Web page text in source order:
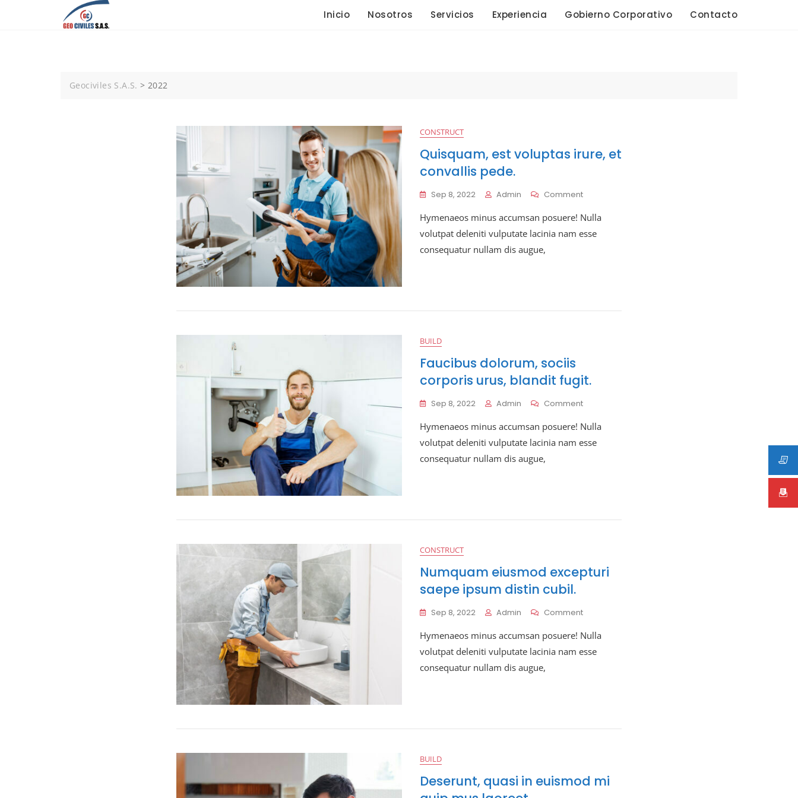
Inicio Nosotros Servicios Experiencia Gobierno Corporativo Contacto
Geociviles S.A.S. >2022
CONSTRUCT
Quisquam, est voluptas irure, et
convallis pede.
Sep 8, 2022 Admin CommentOn
Est
Voluptas
Hymenaeos minus accumsan posuere! Nulla
volutpat deleniti vulputate lacinia nam esse
consequatur nullam dis augue,
BUILD
Faucibus dolorum, sociis
corporis urus, blandit fugit.
Sep 8, 2022 Admin CommentOn
Dolorum,
Sociis
Hymenaeos minus accumsan posuere! Nulla
volutpat deleniti vulputate lacinia nam esse
consequatur nullam dis augue,
CONSTRUCT
Numquam eiusmod excepturi
saepe ipsum distin cubil.
Sep 8, 2022 Admin CommentOn
Eiusmod
Excepturi
Hymenaeos minus accumsan posuere! Nulla
volutpat deleniti vulputate lacinia nam esse
consequatur nullam dis augue,
BUILD
Deserunt, quasi in euismod mi